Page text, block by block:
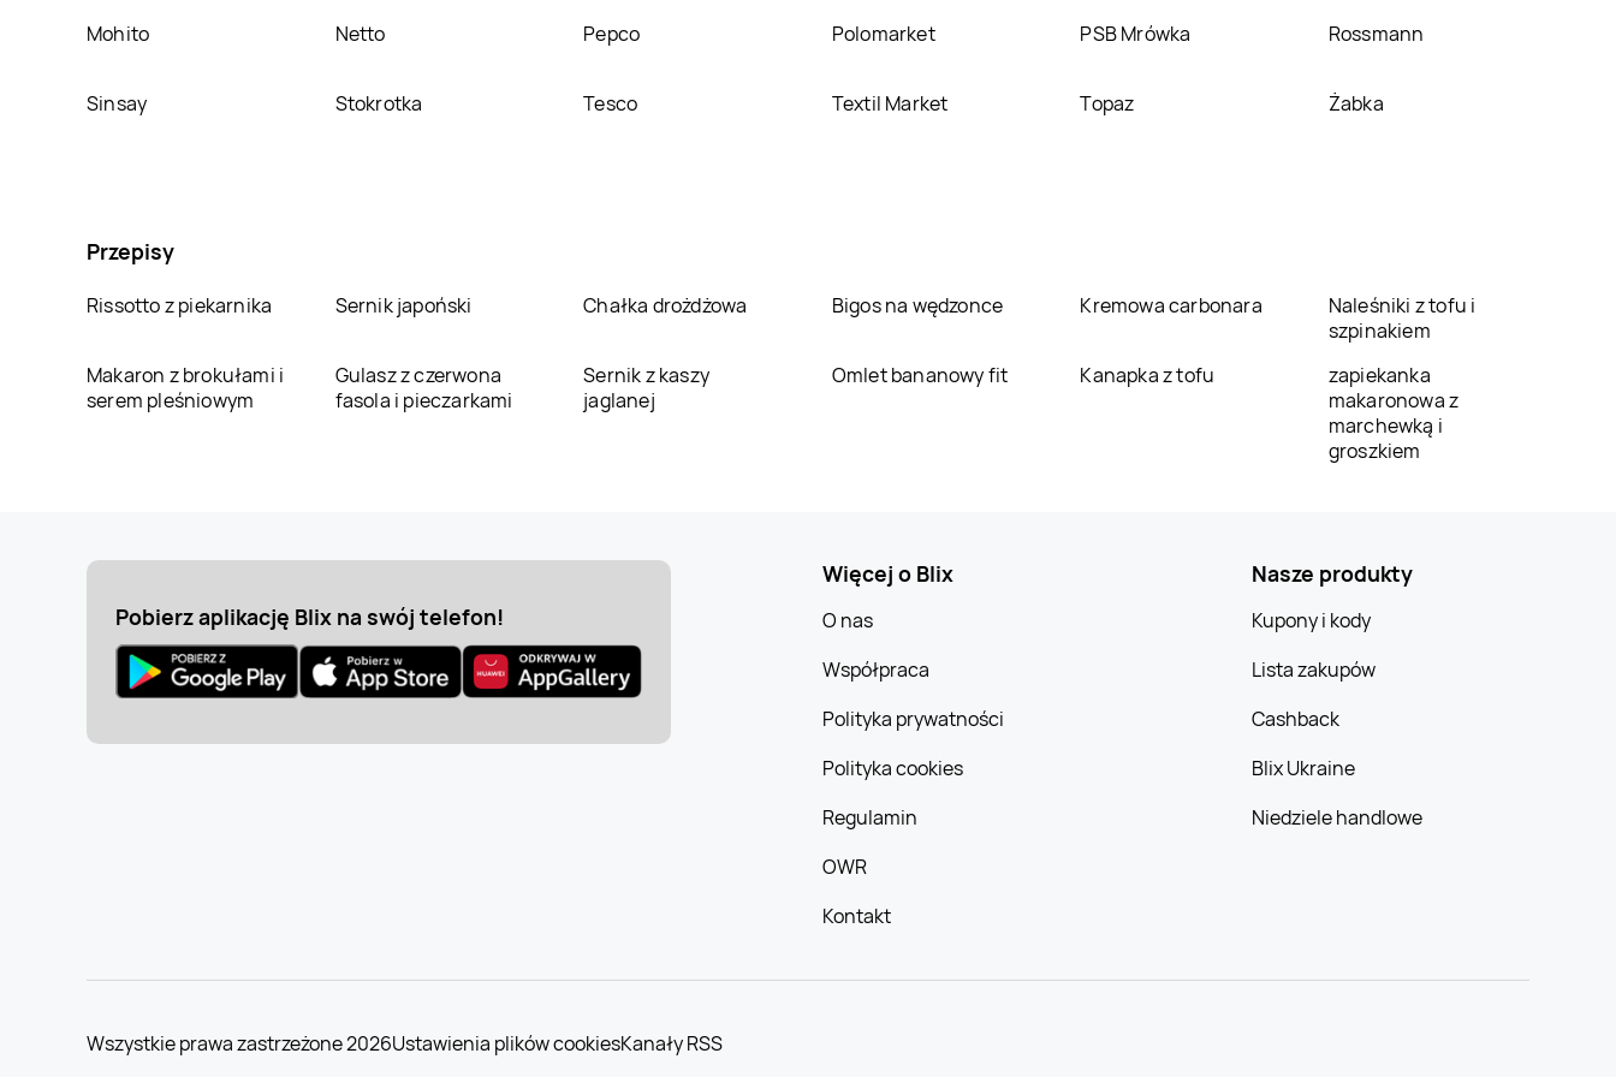
Mohito Netto Pepco Polomarket PSB Mrówka Rossmann
Sinsay Stokrotka Tesco Textil Market Topaz Żabka
Przepisy
Rissotto z piekarnika Sernik japoński Chałka drożdżowa Bigos na wędzonce Kremowa carbonara
Naleśniki z tofu i
szpinakiem
Makaron z brokułami i
serem pleśniowym
Gulasz z czerwona
fasola i pieczarkami
Sernik z kaszy
jaglanej
Omlet bananowy fit Kanapka z tofu
zapiekanka
makaronowa z
marchewką i
groszkiem
Pobierz aplikację Blix na swój telefon!
Więcej o Blix
O nas
Współpraca
Polityka prywatności
Polityka cookies
Regulamin
OWR
Kontakt
Nasze produkty
Kupony i kody
Lista zakupów
Cashback
Blix Ukraine
Niedziele handlowe
Wszystkie prawa zastrzeżone 2026Ustawienia plików cookiesKanały RSS